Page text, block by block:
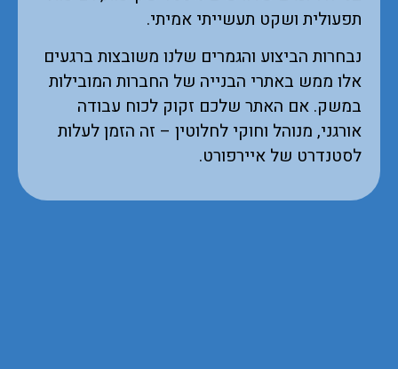
תפעולית ושקט תעשייתי אמיתי.
נבחרות הביצוע והגמרים שלנו משובצות ברגעים
אלו ממש באתרי הבנייה של החברות המובילות
במשק. אם האתר שלכם זקוק לכוח עבודה
אורגני, מנוהל וחוקי לחלוטין – זה הזמן לעלות
לסטנדרט של איירפורט.